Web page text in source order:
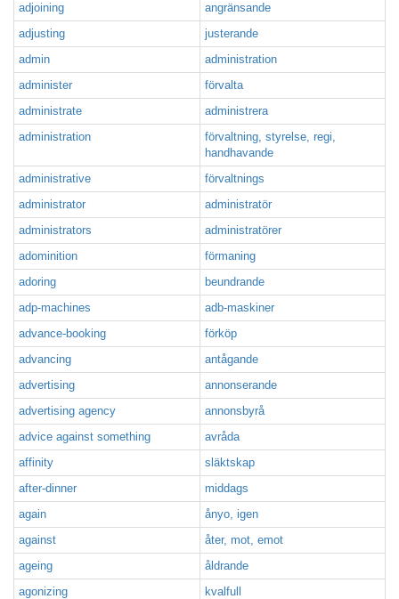
adjoining
angränsande
adjusting
justerande
admin
administration
administer
förvalta
administrate
administrera
administration
förvaltning, styrelse, regi,
handhavande
administrative
förvaltnings
administrator
administratör
administrators
administratörer
adominition
förmaning
adoring
beundrande
adp-machines
adb-maskiner
advance-booking
förköp
advancing
antågande
advertising
annonserande
advertising agency
annonsbyrå
advice against something
avråda
affinity
släktskap
after-dinner
middags
again
ånyo, igen
against
åter, mot, emot
ageing
åldrande
agonizing
kvalfull